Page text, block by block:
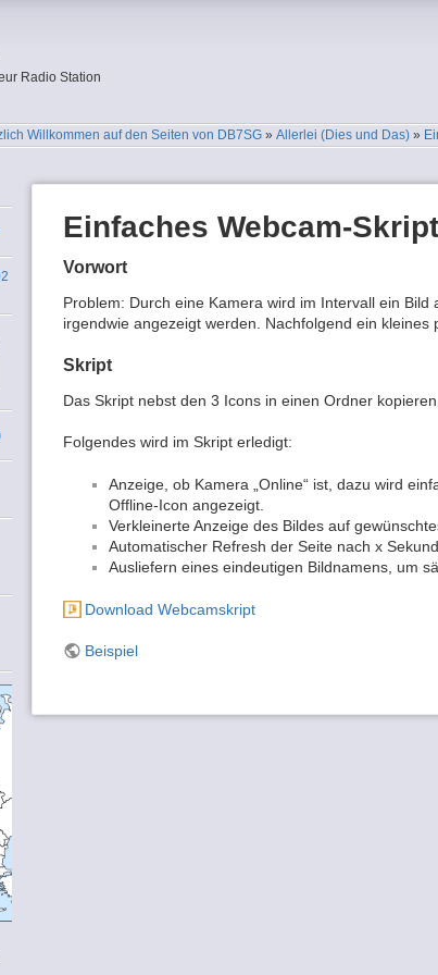
Radio Station
Willkommen auf den Seiten von DB7SG »Allerlei (Dies und Das) »
Einfaches Webcam-Skript
Vorwort
Problem: Durch eine Kamera wird im Intervall ein
irgendwie angezeigt werden. Nachfolgend ein
Skript
Das Skript nebst den 3 Icons in einen Ordner
Folgendes wird im Skript erledigt:
Anzeige, ob Kamera „Online“ ist, dazu wird
Offline-Icon angezeigt.
Verkleinerte Anzeige des Bildes auf
Automatischer Refresh der Seite nach x
Ausliefern eines eindeutigen Bildnamens, um
Download Webcamskript
Beispiel